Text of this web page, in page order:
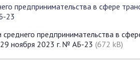
предпринимательства в сфере
23
предпринимательства в
ноября 2023 г. № АБ-23 (672 kB)